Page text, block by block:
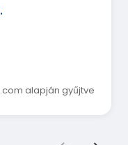
alapján gyűjtve